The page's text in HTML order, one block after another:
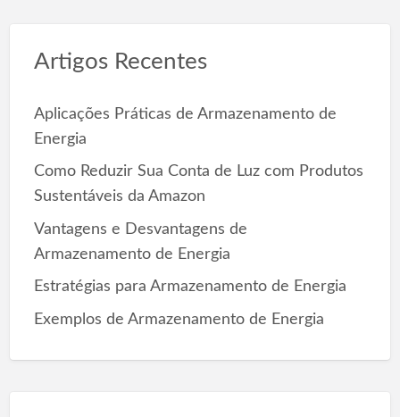
h
o
r
Artigos Recentes
Aplicações Práticas de Armazenamento de
Energia
Como Reduzir Sua Conta de Luz com Produtos
Sustentáveis da Amazon
Vantagens e Desvantagens de
Armazenamento de Energia
Estratégias para Armazenamento de Energia
Exemplos de Armazenamento de Energia